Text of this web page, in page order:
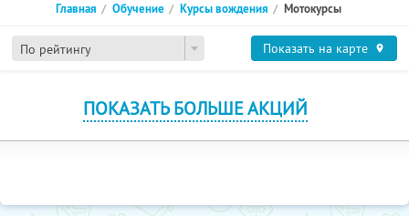
По рейтингу
Главная Обучение Курсы вождения Мотокурсы
Показать на карте
ПОКАЗАТЬ БОЛЬШЕ АКЦИЙ